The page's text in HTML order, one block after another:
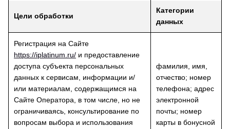
Цели обработки
Категории
данных
Регистрация на Сайте
https://iplatinum.ru/ и предоставление
доступа субъекта персональных
данных к сервисам, информации и/
или материалам, содержащимся на
Сайте Оператора, в том числе, но не
ограничиваясь, консультирование по
вопросам выбора и использования
фамилия, имя,
отчество; номер
телефона; адрес
электронной
почты; номер
карты в бонусной